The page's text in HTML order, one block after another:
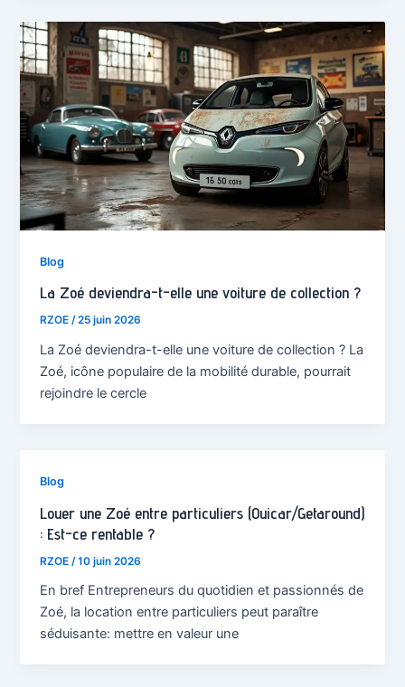
Blog
La Zoé deviendra-t-elle une voiture de collection ?
RZOE/25 juin 2026
La Zoé deviendra-t-elle une voiture de collection ? La
Zoé, icône populaire de la mobilité durable, pourrait
rejoindre le cercle
Blog
Louer une Zoé entre particuliers (Ouicar/Getaround)
: Est-ce rentable ?
RZOE /10 juin 2026
En bref Entrepreneurs du quotidien et passionnés de
Zoé, la location entre particuliers peut paraître
séduisante: mettre en valeur une